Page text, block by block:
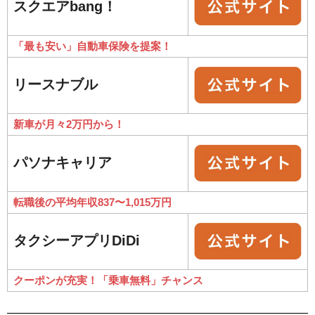
スクエアbang！
「最も安い」自動車保険を提案！
リースナブル
新車が月々2万円から！
パソナキャリア
転職後の平均年収837〜1,015万円
タクシーアプリDiDi
クーポンが充実！「乗車無料」チャンス